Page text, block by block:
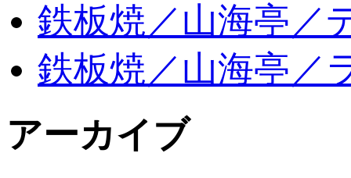
鉄板焼／山海亭／
鉄板焼／山海亭／
アーカイブ